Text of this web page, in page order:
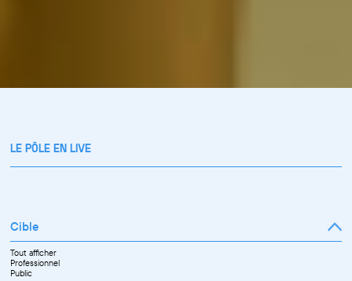
LE PÔLE EN LIVE
Cible
Tout afficher
Professionnel
Public